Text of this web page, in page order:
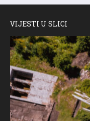
VIJESTI U SLICI